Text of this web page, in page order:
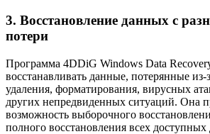
3. Восстановление данных с
потери
Программа 4DDiG Windows Data
восстанавливать данные, потерянные из-
удаления, форматирования, вирусных
других непредвиденных ситуаций. Она
возможность выборочного
полного восстановления всех